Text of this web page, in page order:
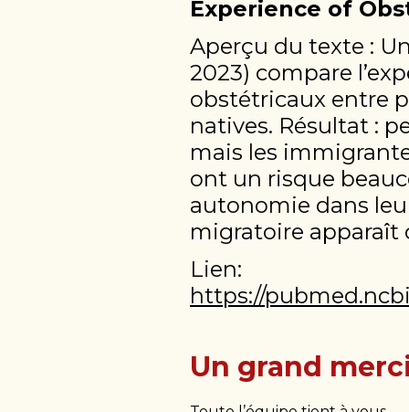
Experience of
Aperçu du texte :
2023) compare
obstétricaux entre
natives. Résultat :
mais les
ont un risque
autonomie dans
migratoire apparaît
Lien:
https://
Un grand